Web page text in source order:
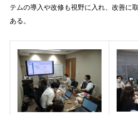
テムの導入や改修も視野に入れ、改善に
ある。